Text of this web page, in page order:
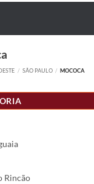
/ SÃO PAULO / MOCOCA
Rincão